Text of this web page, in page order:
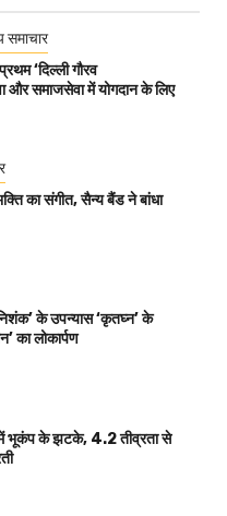
समाचार
‘दिल्ली गौरव
और समाजसेवा में योगदान के लिए
का संगीत, सैन्य बैंड ने बांधा
के उपन्यास ‘कृतघ्न’ के
का लोकार्पण
में भूकंप के झटके, 4.2 तीव्रता से